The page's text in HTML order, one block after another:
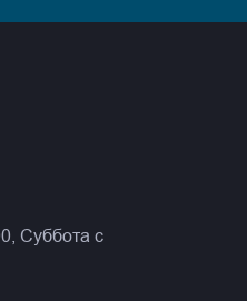
Суббота с